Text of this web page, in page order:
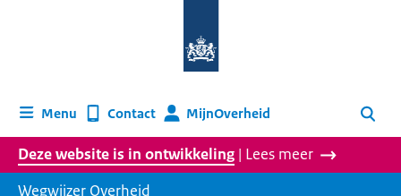
homepage
Menu Contact MijnOverheid Zoeken
Deze website is in ontwikkeling | Lees meer
Wegwijzer Overheid